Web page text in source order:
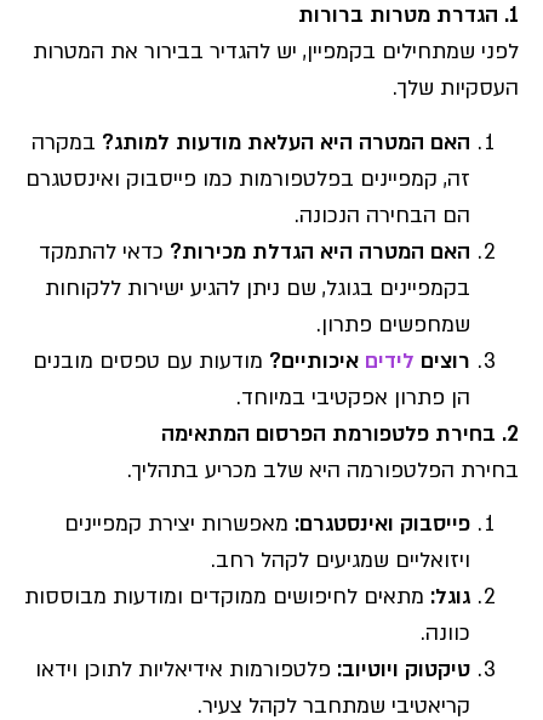
1. הגדרת מטרות ברורות
לפני שמתחילים בקמפיין, יש להגדיר בבירור את המטרות
העסקיות שלך.
האם המטרה היא העלאת מודעות למותג? במקרה
זה, קמפיינים בפלטפורמות כמו פייסבוק ואינסטגרם
הם הבחירה הנכונה.
האם המטרה היא הגדלת מכירות? כדאי להתמקד
בקמפיינים בגוגל, שם ניתן להגיע ישירות ללקוחות
שמחפשים פתרון.
רוצים לידים איכותיים? מודעות עם טפסים מובנים
הן פתרון אפקטיבי במיוחד.
2. בחירת פלטפורמת הפרסום המתאימה
בחירת הפלטפורמה היא שלב מכריע בתהליך.
פייסבוק ואינסטגרם: מאפשרות יצירת קמפיינים
ויזואליים שמגיעים לקהל רחב.
גוגל: מתאים לחיפושים ממוקדים ומודעות מבוססות
כוונה.
טיקטוק ויוטיוב: פלטפורמות אידיאליות לתוכן וידאו
קריאטיבי שמתחבר לקהל צעיר.